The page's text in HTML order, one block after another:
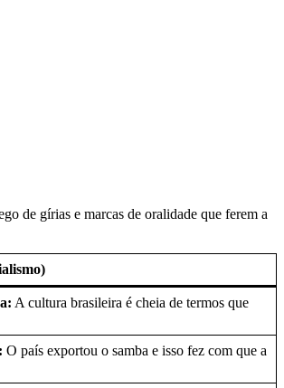
de gírias e marcas de oralidade que ferem a
A cultura brasileira é cheia de termos que
O país exportou o samba e isso fez com que a